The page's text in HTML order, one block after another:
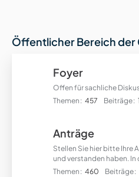
Öffentlicher Bereich der
Foyer
Offen für sachliche
Themen
457 Beiträge
Anträge
Stellen Sie hier bitte Ihre
und verstanden haben.
Themen
460 Beiträge